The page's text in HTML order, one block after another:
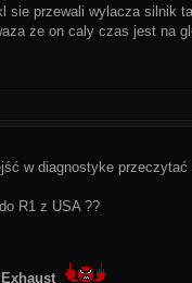
sie przewali wylacza silnik
ze on caly czas jest na
w diagnostyke przeczytać
R1 z USA ??